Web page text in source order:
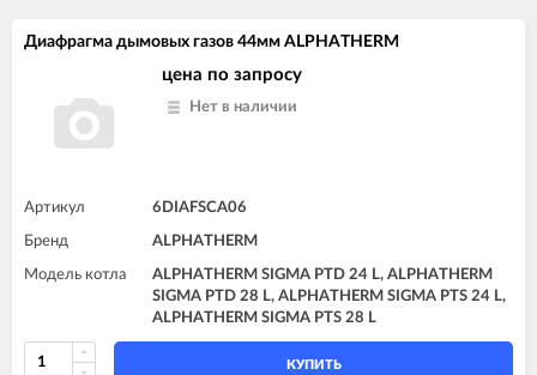
Диафрагма дымовых газов 44мм ALPHATHERM
цена по запросу
Нет в наличии
Артикул 6DIAFSCA06
Бренд ALPHATHERM
Модель котла
ALPHATHERM SIGMA PTD 24 L, ALPHATHERM
SIGMA PTD 28 L, ALPHATHERM SIGMA PTS 24 L,
ALPHATHERM SIGMA PTS 28 L
КУПИТЬ